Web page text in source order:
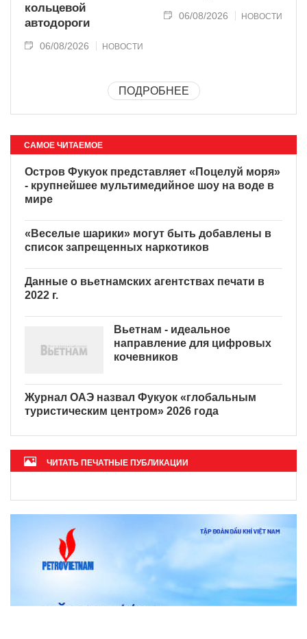
кольцевой
автодороги
06/08/2026 НОВОСТИ
06/08/2026 НОВОСТИ
ПОДРОБНЕЕ
САМОЕ ЧИТАЕМОЕ
Остров Фукуок представляет «Поцелуй моря»
- крупнейшее мультимедийное шоу на воде в
мире
«Веселые шарики» могут быть добавлены в
список запрещенных наркотиков
Данные о вьетнамских агентствах печати в
2022 г.
Вьетнам - идеальное
направление для цифровых
кочевников
Журнал ОАЭ назвал Фукуок «глобальным
туристическим центром» 2026 года
ЧИТАТЬ ПЕЧАТНЫЕ ПУБЛИКАЦИИ